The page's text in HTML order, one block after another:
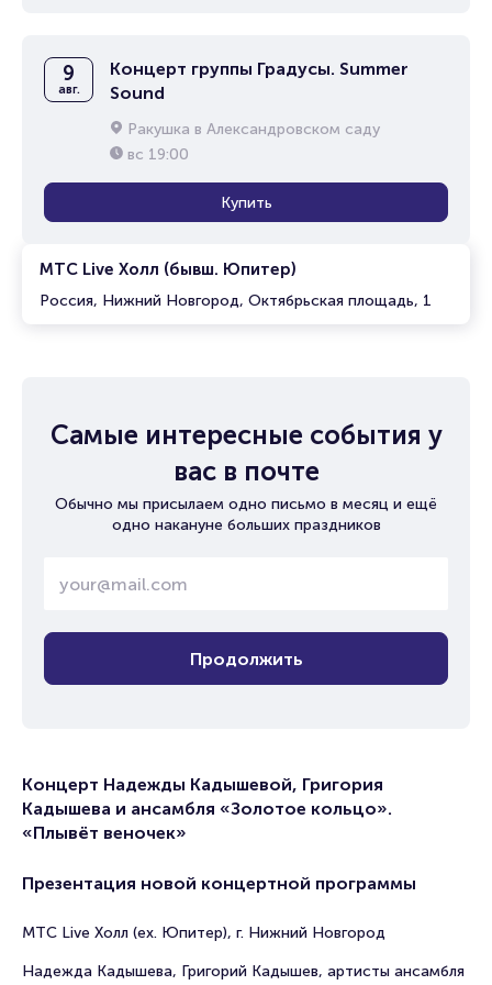
МТС Live Холл (бывш. Юпитер)
Россия, Нижний Новгород, Октябрьская площадь, 1
9
авг.
Концерт группы Градусы. Summer
Sound
Ракушка в Александровском саду
вс 19:00
Купить
Самые интересные события у
вас в почте
Обычно мы присылаем одно письмо в месяц и ещё
одно накануне больших праздников
Продолжить
Концерт Надежды Кадышевой, Григория
Кадышева и ансамбля «Золотое кольцо».
«Плывёт веночек»
Презентация новой концертной программы
МТС Live Холл (ex. Юпитер), г. Нижний Новгород
Надежда Кадышева, Григорий Кадышев, артисты ансамбля